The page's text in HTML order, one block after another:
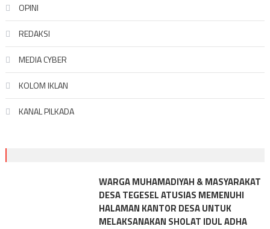
OPINI
REDAKSI
MEDIA CYBER
KOLOM IKLAN
KANAL PILKADA
WARGA MUHAMADIYAH & MASYARAKAT
DESA TEGESEL ATUSIAS MEMENUHI
HALAMAN KANTOR DESA UNTUK
MELAKSANAKAN SHOLAT IDUL ADHA